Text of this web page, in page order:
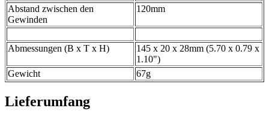
Abstand zwischen den
Gewinden
120mm
Abmessungen (B x T x H)
145 x 20 x 28mm (5.70 x 0.79 x
1.10")
Gewicht
67g
Lieferumfang